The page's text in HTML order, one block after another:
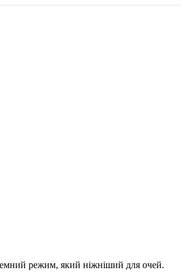
режим, який ніжніший для очей.